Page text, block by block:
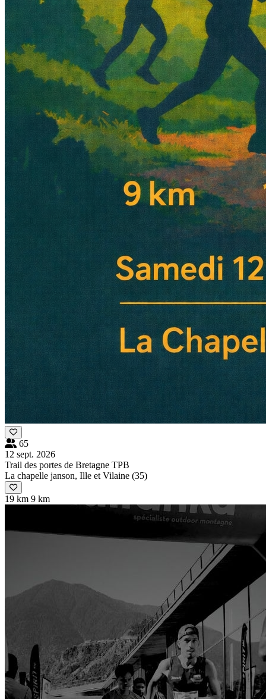
65
12 sept. 2026
Trail des portes de Bretagne TPB
La chapelle janson, Ille et Vilaine (35)
19 km 9 km